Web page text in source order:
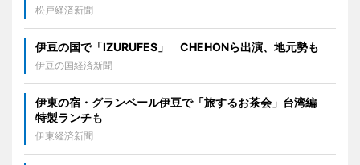
松戸経済新聞
伊豆の国で「IZURUFES」 CHEHONら出演、地元勢も
伊豆の国経済新聞
伊東の宿・グランベール伊豆で「旅するお茶会」台湾編
特製ランチも
伊東経済新聞